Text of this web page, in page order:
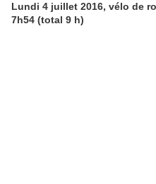
Lundi 4 juillet 2016, vélo de
7h54 (total 9 h)